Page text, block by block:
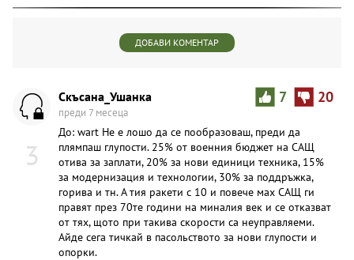
ДОБАВИ КОМЕНТАР
3
7 20
Скъсана_Ушанка
преди 7 месеца
До: wart Не е лошо да се пообразоваш, преди да
плямпаш глупости. 25% от военния бюджет на САЩ
отива за заплати, 20% за нови единици техника, 15%
за модернизация и технологии, 30% за поддръжка,
горива и тн. А тия ракети с 10 и повече мах САЩ ги
правят през 70те години на миналия век и се отказват
от тях, щото при такива скорости са неуправляеми.
Айде сега тичкай в пасольството за нови глупости и
опорки.